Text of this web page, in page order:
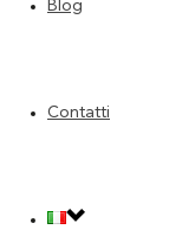
Blog
Contatti